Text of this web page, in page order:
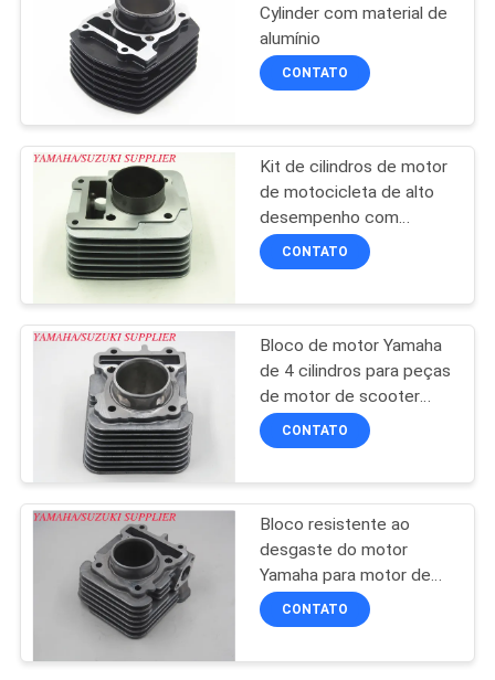
PRIVACY
POLICY
Cylinder com material de
alumínio
CONTATO
Kit de cilindros de motor
de motocicleta de alto
desempenho com
material de alumínio
CONTATO
Bloco de motor Yamaha
de 4 cilindros para peças
de motor de scooter
MIO-M3
CONTATO
Bloco resistente ao
desgaste do motor
Yamaha para motor de
motocicleta MIO-J
CONTATO